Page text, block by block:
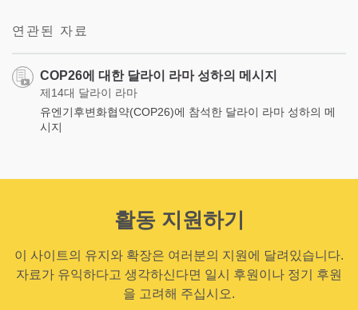
연관된 자료
COP26에 대한 달라이 라마 성하의 메시지
제14대 달라이 라마
유엔기후변화협약(COP26)에 참석한 달라이 라마 성하의 메
시지
활동 지원하기
이 사이트의 유지와 확장은 여러분의 지원에 달려있습니다.
자료가 유익하다고 생각하신다면 일시 후원이나 정기 후원
을 고려해 주십시오.